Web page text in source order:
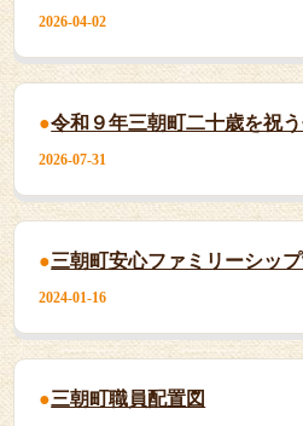
2026-04-02
令和９年三朝町二十歳を祝
2026-07-31
三朝町安心ファミリーシッ
2024-01-16
三朝町職員配置図